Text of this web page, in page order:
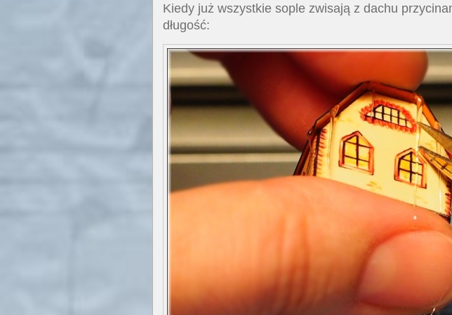
Kiedy już wszystkie sople zwisają z dachu
długość: